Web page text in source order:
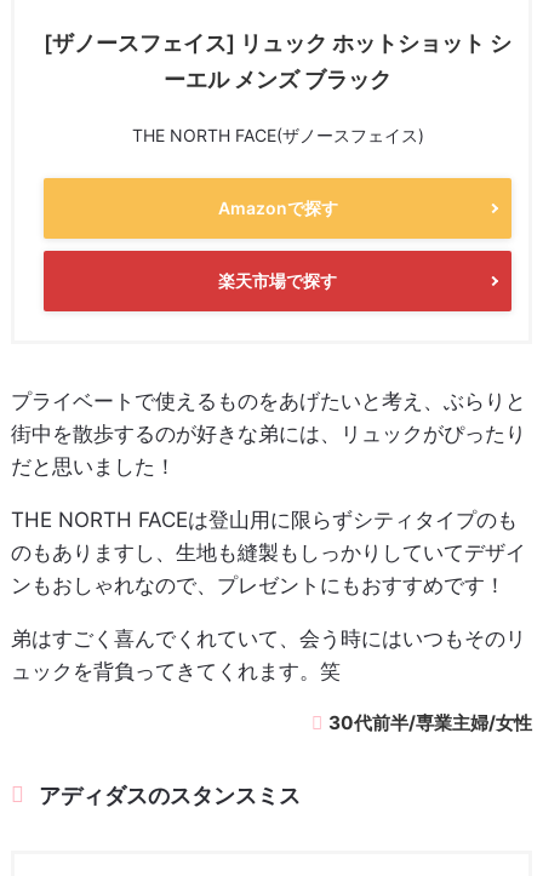
[ザノースフェイス] リュック ホットショット シ
ーエル メンズ ブラック
THE NORTH FACE(ザノースフェイス)
Amazonで探す
楽天市場で探す
プライベートで使えるものをあげたいと考え、ぶらりと
街中を散歩するのが好きな弟には、リュックがぴったり
だと思いました！
THE NORTH FACEは登山用に限らずシティタイプのも
のもありますし、生地も縫製もしっかりしていてデザイ
ンもおしゃれなので、プレゼントにもおすすめです！
弟はすごく喜んでくれていて、会う時にはいつもそのリ
ュックを背負ってきてくれます。笑
30代前半/専業主婦/女性
アディダスのスタンスミス